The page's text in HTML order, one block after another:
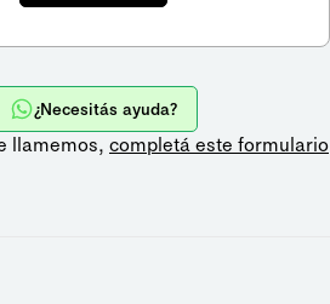
¿Necesitás ayuda?
llamemos, completá este formulario